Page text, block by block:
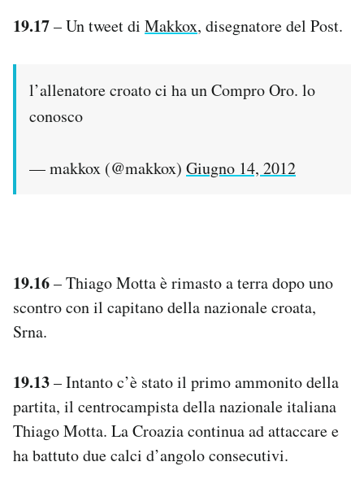
19.17– Un tweet di Makkox, disegnatore del Post.
l’allenatore croato ci ha un Compro Oro. lo
conosco
— makkox (@makkox) Giugno 14, 2012
19.16– Thiago Motta è rimasto a terra dopo uno
scontro con il capitano della nazionale croata,
Srna.
19.13– Intanto c’è stato il primo ammonito della
partita, il centrocampista della nazionale italiana
Thiago Motta. La Croazia continua ad attaccare e
ha battuto due calci d’angolo consecutivi.